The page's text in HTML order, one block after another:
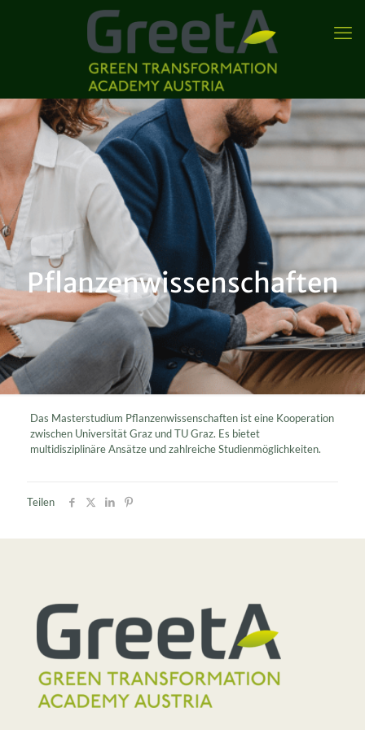
Pflanzenwissenschaften
Das Masterstudium Pflanzenwissenschaften ist eine Kooperation
zwischen Universität Graz und TU Graz. Es bietet
multidisziplinäre Ansätze und zahlreiche Studienmöglichkeiten.
Teilen